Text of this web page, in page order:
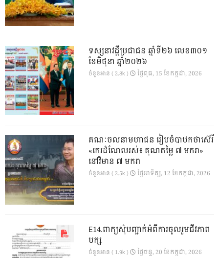
ទស្សនាវដ្ដីប្រជាជន ឆ្នាំទី២៦ លេខ៣០១
ខែមិថុនា ឆ្នាំ២០២៦
ចំនួនអាន ( 2.8k ) ថ្ងៃ​ពុធ, 15 ខែ​កក្កដា, 2026
គណៈចលនាមហាជន រៀបចំបាឋកថាស៊េរី
«កេរដំណែលរស់៖ គុណតម្លៃ ៧ មករា»
នៅវិមាន ៧ មករា
ចំនួនអាន ( 2.5k ) ថ្ងៃ​អាទិត្យ, 12 ខែ​កក្កដា, 2026
E14.ពាក្យសុំបញ្ជាក់អំពីការចូលរួមជីវភាព
បក្ស
ចំនួនអាន ( 1.9k ) ថ្ងៃ​ចន្ទ, 20 ខែ​កក្កដា, 2026